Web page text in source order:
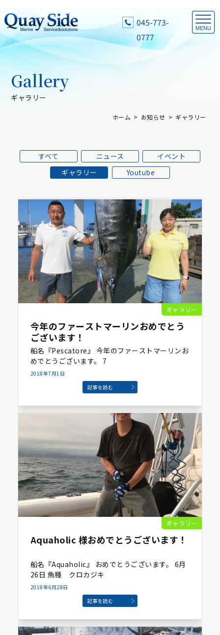
045-773-
0777
ギャラリー
Gallery
ホーム お知らせ ギャラリー
すべて ニュース
イベント
ギャラリー
Youtube
ギャラリー
今年のファーストマーリンおめでとう
ございます！
船名『Pescatore』 今年のファーストマーリンお
めでとうございます。 7
2018年7月1日
記事を読む
ギャラリー
Aquaholic 様おめでとうございます！
船名『Aquaholic』 おめでとうございます。 6月
26日 魚種 クロカジキ
2018年6月28日
記事を読む